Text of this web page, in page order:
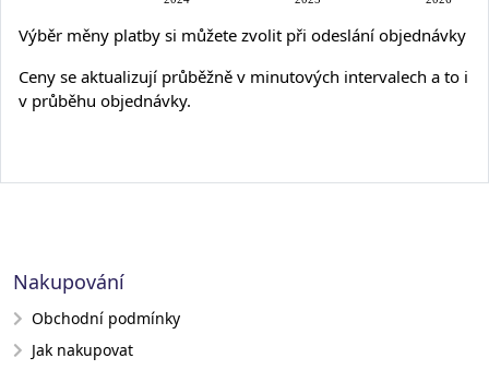
Výběr měny platby si můžete zvolit při odeslání objednávky
Ceny se aktualizují průběžně v minutových intervalech a to i
v průběhu objednávky.
Nakupování
Obchodní podmínky
Jak nakupovat